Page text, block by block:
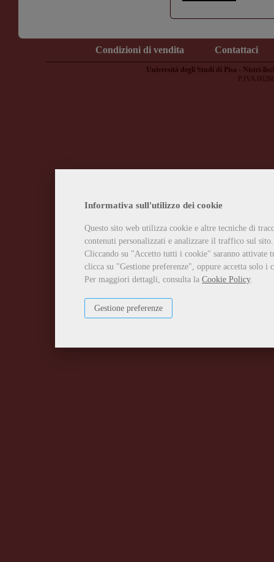
Informativa sull'utilizzo dei cookie
Questo sito web utilizza cookie e altre tecniche di
contenuti personalizzati e analizzare il traffico sul sito.
Cliccando su "Accetto tutti i cookie" saranno attivate
clicca su "Gestione preferenze", oppure accetta solo
Per maggiori dettagli, consulta la Cookie Policy.
Gestione preferenze
Condizioni di vendita Contattaci
Università degli Studi di Pisa - Nistri-
P.IVA